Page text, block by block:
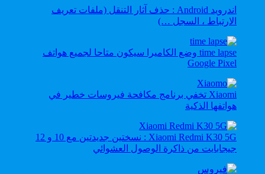
اندرويد Android : حذف آثار التنقل (ملفات تعريف
الارتباط ، السجل …)
time lapse وضع الكاميرا سيكون متاحا لجميع هواتف
Google Pixel
Xiaomi تخفي برنامج مكافحة فيروسات خطير في
هواتفها الذكية
Xiaomi Redmi K30 5G : نسختين جديدتين مع 10 و 12
جيجابايت من ذاكرة الوصول العشوائي